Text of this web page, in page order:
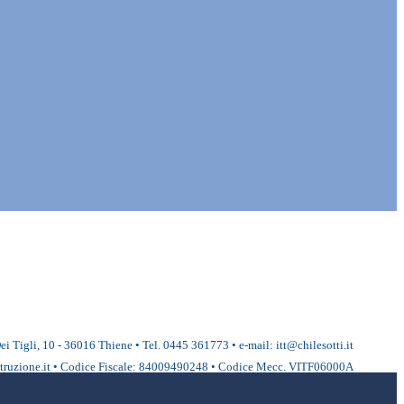
Tigli, 10 - 36016 Thiene • Tel. 0445 361773 • e-mail: itt@chilesotti.it
• Codice Fiscale: 84009490248 • Codice Mecc. VITF06000A